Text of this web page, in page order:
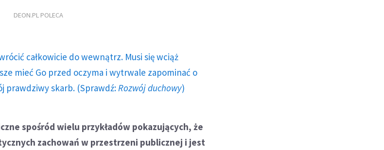
DEON.PL POLECA
całkowicie do wewnątrz. Musi się wciąż
mieć Go przed oczyma i wytrwale zapominać o
prawdziwy skarb. (Sprawdź: Rozwój duchowy)
spośród wielu przykładów pokazujących, że
zachowań w przestrzeni publicznej i jest